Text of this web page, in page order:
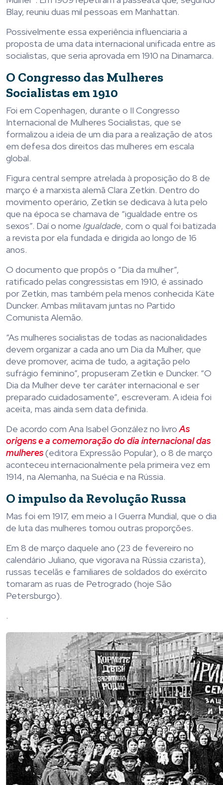
Blay, reuniu duas mil pessoas em Manhattan.
Possivelmente essa experiência influenciaria a
proposta de uma data internacional unificada entre as
socialistas, que seria aprovada em 1910 na Dinamarca.
O Congresso das Mulheres
Socialistas em 1910
Foi em Copenhagen, durante o II Congresso
Internacional de Mulheres Socialistas, que se
formalizou a ideia de um dia para a realização de atos
em defesa dos direitos das mulheres em escala
global.
Figura central sempre atrelada à proposição do 8 de
março é a marxista alemã Clara Zetkin. Dentro do
movimento operário, Zetkin se dedicava à luta pelo
que na época se chamava de “igualdade entre os
sexos”. Daí o nome Igualdade, com o qual foi batizada
a revista por ela fundada e dirigida ao longo de 16
anos.
O documento que propôs o “Dia da mulher”,
ratificado pelas congressistas em 1910, é assinado
por Zetkin, mas também pela menos conhecida Käte
Duncker. Ambas militavam juntas no Partido
Comunista Alemão.
“As mulheres socialistas de todas as nacionalidades
devem organizar a cada ano um Dia da Mulher, que
deve promover, acima de tudo, a agitação pelo
sufrágio feminino”, propuseram Zetkin e Duncker. “O
Dia da Mulher deve ter caráter internacional e ser
preparado cuidadosamente”, escreveram. A ideia foi
aceita, mas ainda sem data definida.
De acordo com Ana Isabel González no livroAs
origens e a comemoração do dia internacional das
mulheres(editora Expressão Popular), o 8 de março
aconteceu internacionalmente pela primeira vez em
1914, na Alemanha, na Suécia e na Rússia.
O impulso da Revolução Russa
Mas foi em 1917, em meio a I Guerra Mundial, que o dia
de luta das mulheres tomou outras proporções.
Em 8 de março daquele ano (23 de fevereiro no
calendário Juliano, que vigorava na Rússia czarista),
russas tecelãs e familiares de soldados do exército
tomaram as ruas de Petrogrado (hoje São
Petersburgo).
.